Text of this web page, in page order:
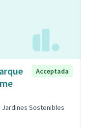
Acceptada
Jardines Sostenibles